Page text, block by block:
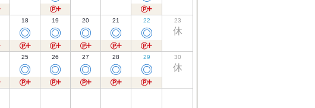
18
◎
19
◎
20
◎
21
◎
22
◎
23
休
25
◎
26
◎
27
◎
28
◎
29
◎
30
休